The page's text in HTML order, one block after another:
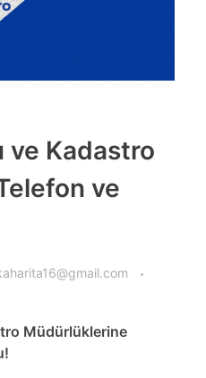
ve Kadastro
ve
Müdürlüklerine